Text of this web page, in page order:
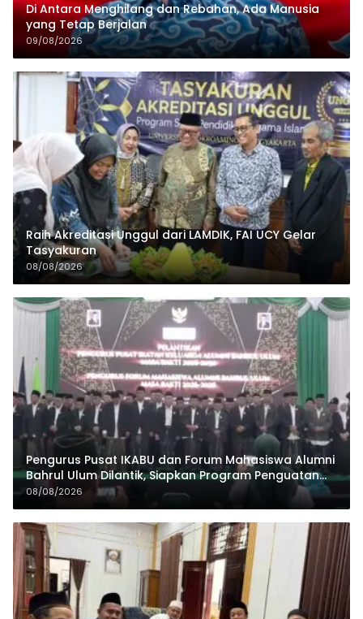
Di Antara Menghilang dan Rebahan, Ada Manusia
yang Tetap Berjalan
09/08/2026
Raih Akreditasi Unggul dari LAMDIK, FAI UCY Gelar
Tasyakuran
08/08/2026
Pengurus Pusat IKABU dan Forum Mahasiswa Alumni
Bahrul Ulum Dilantik, Siapkan Program Penguatan
Organisasi dan Ekonomi
08/08/2026